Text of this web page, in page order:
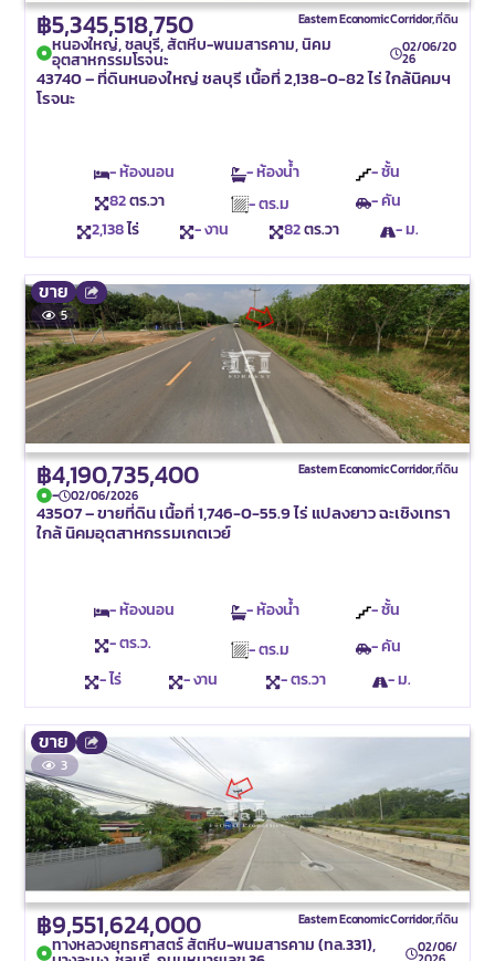
฿5,345,518,750 Eastern Economic Corridor,ที่ดิน
หนองใหญ่, ชลบุรี, สัตหีบ-พนมสารคาม, นิคม
อุตสาหกรรมโรจนะ
02/06/20
26
43740 – ที่ดินหนองใหญ่ ชลบุรี เนื้อที่ 2,138-0-82 ไร่ ใกล้นิคมฯ
โรจนะ
- ห้องนอน - ห้องน้ำ
- ชั้น
82ตร.วา - ตร.ม
- คัน
2,138ไร่ - งาน 82ตร.วา - ม.
ขาย
5
฿4,190,735,400 Eastern Economic Corridor,ที่ดิน
- 02/06/2026
43507 – ขายที่ดิน เนื้อที่ 1,746-0-55.9 ไร่ แปลงยาว ฉะเชิงเทรา
ใกล้ นิคมอุตสาหกรรมเกตเวย์
- ห้องนอน - ห้องน้ำ
- ชั้น
- ตร.ว.
- ตร.ม
- คัน
- ไร่
- งาน - ตร.วา - ม.
ขาย
3
฿9,551,624,000 Eastern Economic Corridor,ที่ดิน
ทางหลวงยุทธศาสตร์ สัตหีบ-พนมสารคาม (ทล.331), 02/06/